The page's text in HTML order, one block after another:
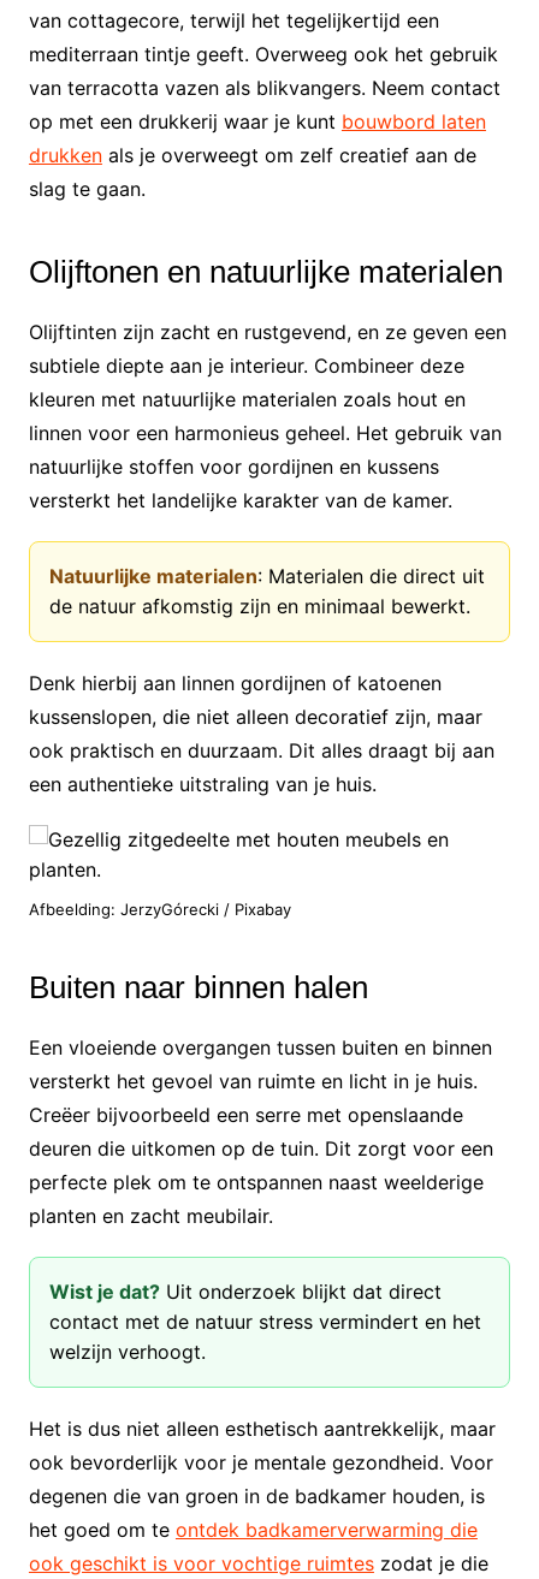
van cottagecore, terwijl het tegelijkertijd een
mediterraan tintje geeft. Overweeg ook het gebruik
van terracotta vazen als blikvangers. Neem contact
op met een drukkerij waar je kunt bouwbord laten
drukkenals je overweegt om zelf creatief aan de
slag te gaan.
Olijftonen en natuurlijke materialen
Olijftinten zijn zacht en rustgevend, en ze geven een
subtiele diepte aan je interieur. Combineer deze
kleuren met natuurlijke materialen zoals hout en
linnen voor een harmonieus geheel. Het gebruik van
natuurlijke stoffen voor gordijnen en kussens
versterkt het landelijke karakter van de kamer.
Natuurlijke materialen: Materialen die direct uit
de natuur afkomstig zijn en minimaal bewerkt.
Denk hierbij aan linnen gordijnen of katoenen
kussenslopen, die niet alleen decoratief zijn, maar
ook praktisch en duurzaam. Dit alles draagt bij aan
een authentieke uitstraling van je huis.
Afbeelding: JerzyGórecki / Pixabay
Buiten naar binnen halen
Een vloeiende overgangen tussen buiten en binnen
versterkt het gevoel van ruimte en licht in je huis.
Creëer bijvoorbeeld een serre met openslaande
deuren die uitkomen op de tuin. Dit zorgt voor een
perfecte plek om te ontspannen naast weelderige
planten en zacht meubilair.
Wist je dat?Uit onderzoek blijkt dat direct
contact met de natuur stress vermindert en het
welzijn verhoogt.
Het is dus niet alleen esthetisch aantrekkelijk, maar
ook bevorderlijk voor je mentale gezondheid. Voor
degenen die van groen in de badkamer houden, is
het goed om te ontdek badkamerverwarming die
ook geschikt is voor vochtige ruimteszodat je die